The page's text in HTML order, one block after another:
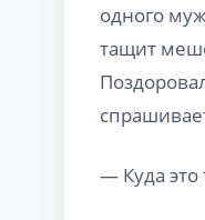
одного
тащит
— Куда